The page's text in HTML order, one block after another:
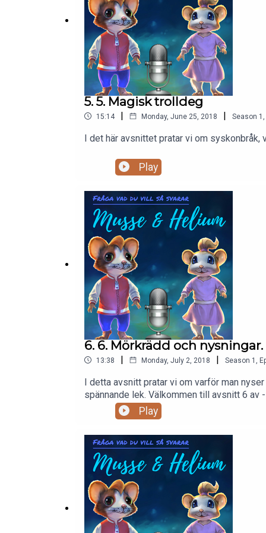
5. 5. Magisk trolldeg
15:14 | Monday, June 25, 2018 | Season 1
I det här avsnittet pratar vi om syskonbråk,
Play
6. 6. Mörkrädd och nysningar.
13:38 | Monday, July 2, 2018 | Season 1 ,
I detta avsnitt pratar vi om varför man
spännande lek. Välkommen till avsnitt 6 av
Play